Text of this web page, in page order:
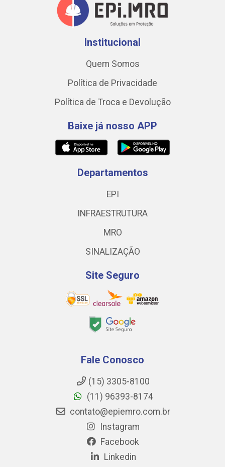
Institucional
Quem Somos
Política de Privacidade
Política de Troca e Devolução
Baixe já nosso APP
Departamentos
EPI
INFRAESTRUTURA
MRO
SINALIZAÇÃO
Site Seguro
Fale Conosco
(15) 3305-8100
(11) 96393-8174
contato@epiemro.com.br
Instagram
Facebook
Linkedin